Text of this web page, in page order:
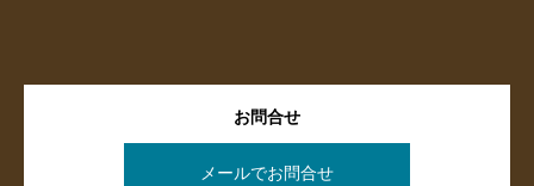
お問合せ
メールでお問合せ